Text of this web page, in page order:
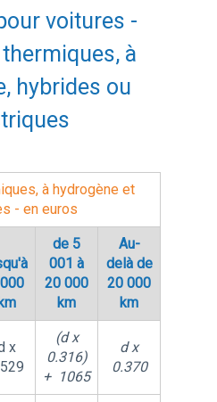
voitures -
à
hybrides ou
à hydrogène et
- en euros
de 5
001 à
20 000
km
Au-
delà de
20 000
km
x
(d x
0.316)
+ 1065
d x
0.370